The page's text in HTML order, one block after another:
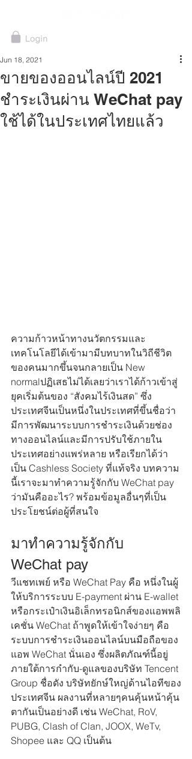
ขายของออนไลน์ปี 2021
ชำระเงินผ่าน WeChat pay
ใช้ได้ในประเทศไทยแล้ว
Jun 18, 2021
ความก้าวหน้าทางนวัตกรรมและ
เทคโนโลยีได้เข้ามามีบทบาทในวิถีชีวิต
ของคนมากขึ้นจนกลายเป็น New
normalปฏิเสธไม่ได้เลยว่าเราได้ก้าวเข้าสู่
ยุคเริ่มต้นของ “สังคมไร้เงินสด” ซึ่ง
ประเทศจีนเป็นหนึ่งในประเทศที่ขึ้นชื่อว่า
มีการพัฒนาระบบการชำระเงินด้วยช่อง
ทางออนไลน์และมีการปรับใช้ภายใน
ประเทศอย่างแพร่หลาย หรือเรียกได้ว่า
เป็น Cashless Society ที่แท้จริง บทความ
นี้เราจะมาทำความรู้จักกับ WeChat pay
ว่ามันคืออะไร? พร้อมข้อมูลอื่นๆที่เป็น
ประโยชน์ต่อผู้ที่สนใจ
มาทำความรู้จักกับ
WeChat pay
วีแชทเพย์ หรือ WeChat Pay คือ หนึ่งในผู้
ให้บริการระบบ E-payment ผ่าน E-wallet
หรือกระเป๋าเงินอิเล็กทรอนิกส์ของแอพพลิ
เคชั่น WeChat ถ้าพูดให้เข้าใจง่ายๆ คือ
ระบบการชำระเงินออนไลน์บนมือถือของ
แอพ WeChat นั่นเอง ซึ่งผลิตภัณฑ์นี้อยู่
ภายใต้การกำกับ-ดูแลของบริษัท Tencent
Group ชื่อดัง บริษัทยักษ์ใหญ่ด้านไอทีของ
ประเทศจีน ผลงานที่หลายๆคนคุ้นหน้าคุ้น
ตากันเป็นอย่างดี เช่น WeChat, RoV,
PUBG, Clash of Clan, JOOX, WeTv,
Shopee และ QQ เป็นต้น